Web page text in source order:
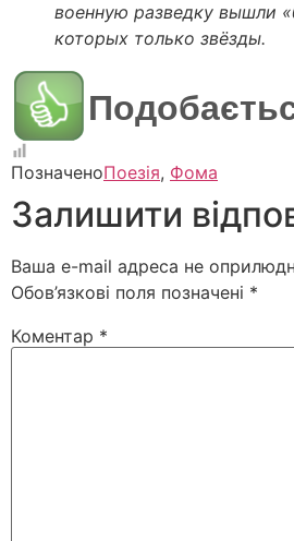
военную разведку вышли
которых только звёзды.
ПозначеноПоезія, Фома
Залишити
Ваша e-mail адреса не
Обов’язкові поля позначені *
Коментар *